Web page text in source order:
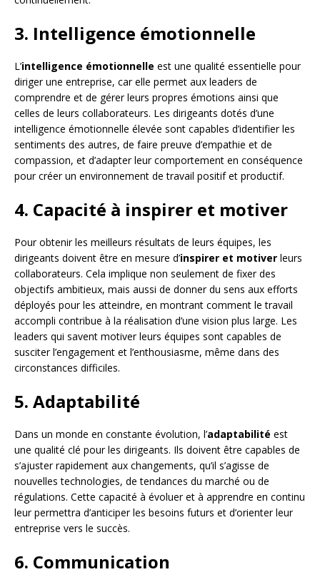
3. Intelligence émotionnelle
L’intelligence émotionnelle est une qualité essentielle pour
diriger une entreprise, car elle permet aux leaders de
comprendre et de gérer leurs propres émotions ainsi que
celles de leurs collaborateurs. Les dirigeants dotés d’une
intelligence émotionnelle élevée sont capables d’identifier les
sentiments des autres, de faire preuve d’empathie et de
compassion, et d’adapter leur comportement en conséquence
pour créer un environnement de travail positif et productif.
4. Capacité à inspirer et motiver
Pour obtenir les meilleurs résultats de leurs équipes, les
dirigeants doivent être en mesure d’inspirer et motiver leurs
collaborateurs. Cela implique non seulement de fixer des
objectifs ambitieux, mais aussi de donner du sens aux efforts
déployés pour les atteindre, en montrant comment le travail
accompli contribue à la réalisation d’une vision plus large. Les
leaders qui savent motiver leurs équipes sont capables de
susciter l’engagement et l’enthousiasme, même dans des
circonstances difficiles.
5. Adaptabilité
Dans un monde en constante évolution, l’adaptabilité est
une qualité clé pour les dirigeants. Ils doivent être capables de
s’ajuster rapidement aux changements, qu’il s’agisse de
nouvelles technologies, de tendances du marché ou de
régulations. Cette capacité à évoluer et à apprendre en continu
leur permettra d’anticiper les besoins futurs et d’orienter leur
entreprise vers le succès.
6. Communication